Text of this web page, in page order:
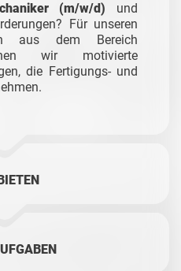
(m/w/d) und
Für unseren
aus dem Bereich
wir motivierte
die Fertigungs- und